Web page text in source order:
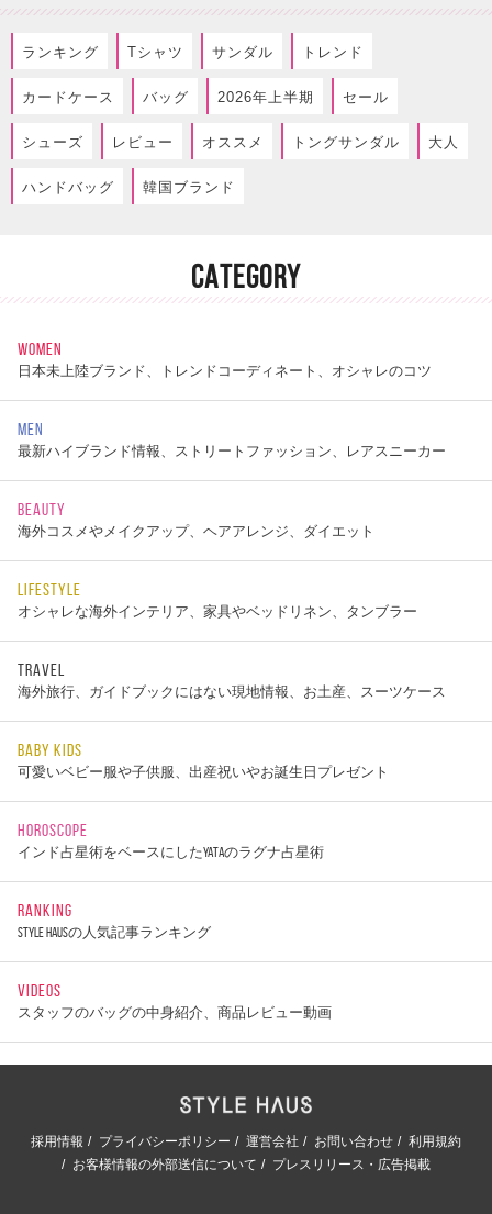
ランキング Tシャツ サンダル トレンド
カードケース バッグ 2026年上半期 セール
シューズ レビュー オススメ トングサンダル 大人
ハンドバッグ 韓国ブランド
CATEGORY
WOMEN
日本未上陸ブランド、トレンドコーディネート、オシャレのコツ
MEN
最新ハイブランド情報、ストリートファッション、レアスニーカー
BEAUTY
海外コスメやメイクアップ、ヘアアレンジ、ダイエット
LIFESTYLE
オシャレな海外インテリア、家具やベッドリネン、タンブラー
TRAVEL
海外旅行、ガイドブックにはない現地情報、お土産、スーツケース
BABY KIDS
可愛いベビー服や子供服、出産祝いやお誕生日プレゼント
HOROSCOPE
インド占星術をベースにしたYATAのラグナ占星術
RANKING
STYLE HAUSの人気記事ランキング
VIDEOS
スタッフのバッグの中身紹介、商品レビュー動画
採用情報 プライバシーポリシー 運営会社 お問い合わせ
利用規約
お客様情報の外部送信について
プレスリリース・広告掲載